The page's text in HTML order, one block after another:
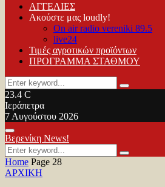
ΑΓΓΕΛΙΕΣ
Ακούστε μας loudly!
On air radio vereniki 89.5
live24
Τιμές αγροτικών προϊόντων
ΠΡΟΓΡΑΜΜΑ ΣΤΑΘΜΟΥ
Search
for:
Search
23.4 C
Ιεράπετρα
7 Αυγούστου 2026
Facebook
Twitter
Youtube
Primary
Menu
Βερενίκη News!
Search
for:
Search
Home Page 28
ΑΡΧΙΚΗ